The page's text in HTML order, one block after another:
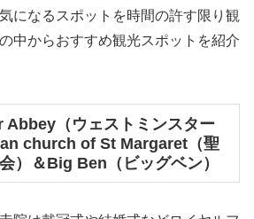
になるスポットを時間の許す限り観
中からおすすめ観光スポットを紹介
（ウェストミンスター
church of St Margaret（聖
）＆Big Ben（ビッグベン）